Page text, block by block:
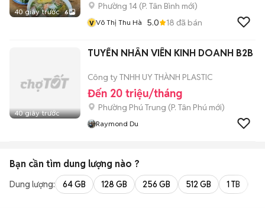
40 giây trước 6
Phường 14 (P. Tân Bình mới)
v Võ Thị Thu Hà 5.0 18 đã bán
40 giây trước
TUYỂN NHÂN VIÊN KINH DOANH B2B
Công ty TNHH UY THÀNH PLASTIC
Đến 20 triệu/tháng
Phường Phú Trung (P. Tân Phú mới)
Raymond Du
Bạn cần tìm dung lượng nào ?
Dung lượng: 64 GB 128 GB 256 GB 512 GB 1 TB